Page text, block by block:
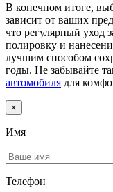
В конечном итоге,
зависит от ваших
что регулярный уход
полировку и
лучшим способом
годы. Не забывайте
автомобиля для
×
Имя
Телефон